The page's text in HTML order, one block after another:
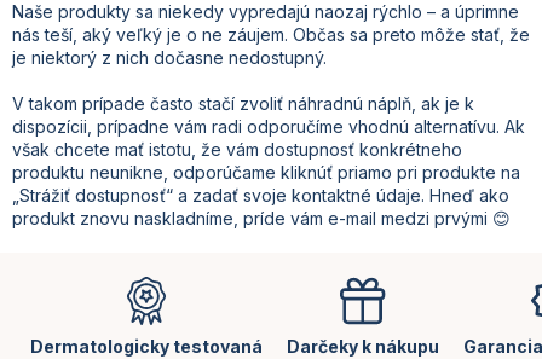
Naše produkty sa niekedy vypredajú naozaj rýchlo – a úprimne
nás teší, aký veľký je o ne záujem. Občas sa preto môže stať, že
je niektorý z nich dočasne nedostupný.
V takom prípade často stačí zvoliť náhradnú náplň, ak je k
dispozícii, prípadne vám radi odporučíme vhodnú alternatívu. Ak
však chcete mať istotu, že vám dostupnosť konkrétneho
produktu neunikne, odporúčame kliknúť priamo pri produkte na
„Strážiť dostupnosť“ a zadať svoje kontaktné údaje. Hneď ako
produkt znovu naskladníme, príde vám e-mail medzi prvými 😊
Dermatologicky testovaná
Darčeky k nákupu